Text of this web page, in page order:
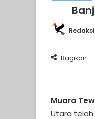
Redaksi
Bagikan
Muara
Utara telah